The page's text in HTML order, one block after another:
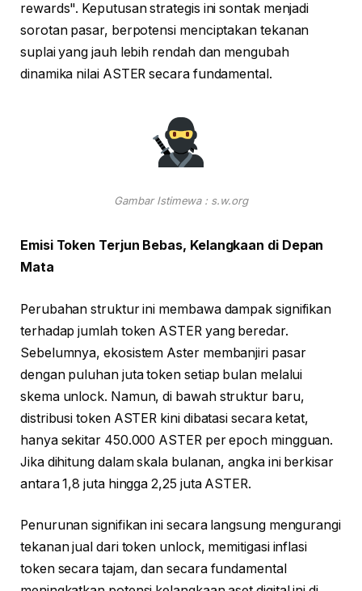
rewards". Keputusan strategis ini sontak menjadi
sorotan pasar, berpotensi menciptakan tekanan
suplai yang jauh lebih rendah dan mengubah
dinamika nilai ASTER secara fundamental.
Gambar Istimewa : s.w.org
Emisi Token Terjun Bebas, Kelangkaan di Depan
Mata
Perubahan struktur ini membawa dampak signifikan
terhadap jumlah token ASTER yang beredar.
Sebelumnya, ekosistem Aster membanjiri pasar
dengan puluhan juta token setiap bulan melalui
skema unlock. Namun, di bawah struktur baru,
distribusi token ASTER kini dibatasi secara ketat,
hanya sekitar 450.000 ASTER per epoch mingguan.
Jika dihitung dalam skala bulanan, angka ini berkisar
antara 1,8 juta hingga 2,25 juta ASTER.
Penurunan signifikan ini secara langsung mengurangi
tekanan jual dari token unlock, memitigasi inflasi
token secara tajam, dan secara fundamental